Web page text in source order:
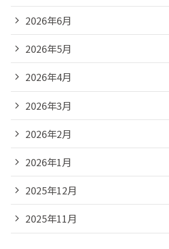
2026年6月
2026年5月
2026年4月
2026年3月
2026年2月
2026年1月
2025年12月
2025年11月